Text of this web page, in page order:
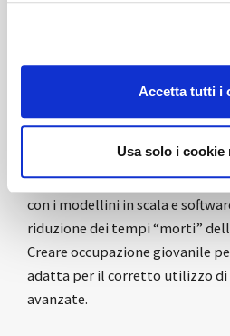
Accetta tutti i
Usa solo i cookie
lotto minimo. - Essere in
scala perfettamente aderenti
realizzare anche con
richieste del cliente. - Fornire
più aperto verso il cliente
condivisione più efficace che
con i modellini in scala e
riduzione dei tempi “morti”
Creare occupazione giovanile
adatta per il corretto utilizzo di
avanzate.